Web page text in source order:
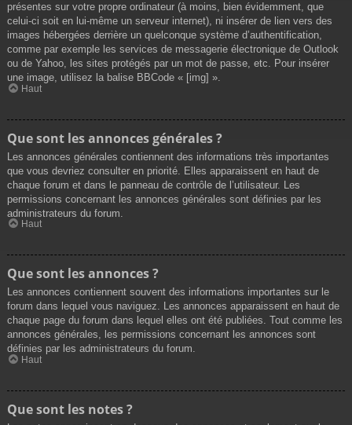
présentes sur votre propre ordinateur (à moins, bien évidemment, que
celui-ci soit en lui-même un serveur internet), ni insérer de lien vers des
images hébergées derrière un quelconque système d’authentification,
comme par exemple les services de messagerie électronique de Outlook
ou de Yahoo, les sites protégés par un mot de passe, etc. Pour insérer
une image, utilisez la balise BBCode « [img] ».
Haut
Que sont les annonces générales ?
Les annonces générales contiennent des informations très importantes
que vous devriez consulter en priorité. Elles apparaissent en haut de
chaque forum et dans le panneau de contrôle de l’utilisateur. Les
permissions concernant les annonces générales sont définies par les
administrateurs du forum.
Haut
Que sont les annonces ?
Les annonces contiennent souvent des informations importantes sur le
forum dans lequel vous naviguez. Les annonces apparaissent en haut de
chaque page du forum dans lequel elles ont été publiées. Tout comme les
annonces générales, les permissions concernant les annonces sont
définies par les administrateurs du forum.
Haut
Que sont les notes ?